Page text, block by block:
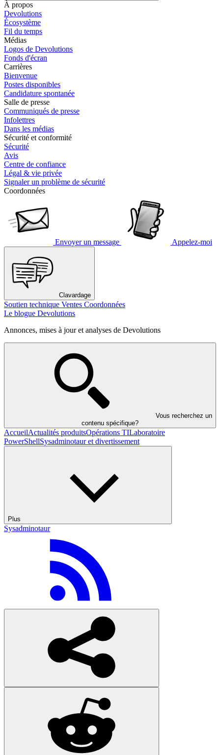
À propos
Devolutions
Écosystème
Fil du temps
Médias
Logos de Devolutions
Fonds d'écran
Carrières
Bienvenue
Postes disponibles
Candidature spontanée
Salle de presse
Communiqués de presse
Infolettres
Dans les médias
Sécurité et conformité
Sécurité
Avis
Centre de confiance
Légal & vie privée
Signaler un problème de sécurité
Coordonnées
Envoyer un message Appelez-moi
Clavardage
Soutien technique Ventes Coordonnées
Le blogue Devolutions
Annonces, mises à jour et analyses de Devolutions
Vous recherchez un
contenu spécifique?
AccueilActualités produitsOpérations TILaboratoire
PowerShellSysadminotaur et divertissement
Plus
Sysadminotaur